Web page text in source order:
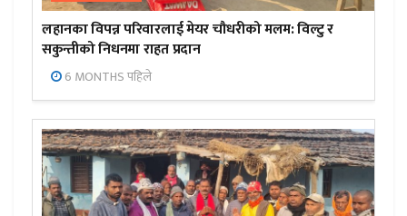
लहानका विपन्न परिवारलाई मेयर चौधरीको मलम: विल्टु र
सकुन्तीको निधनमा राहत प्रदान
6 MONTHS पहिले